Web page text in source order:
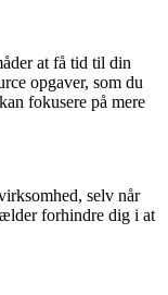
at få tid til din
opgaver, som du
fokusere på mere
selv når
forhindre dig i at